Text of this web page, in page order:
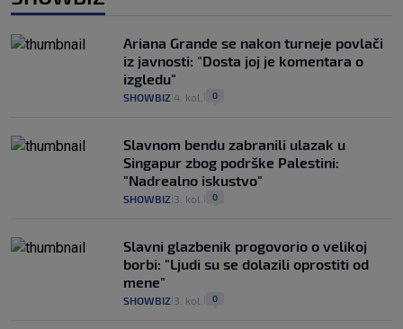
Ariana Grande se nakon turneje povlači
iz javnosti: "Dosta joj je komentara o
izgledu"
SHOWBIZ 4. kol. 0
Slavnom bendu zabranili ulazak u
Singapur zbog podrške Palestini:
"Nadrealno iskustvo"
SHOWBIZ 3. kol. 0
Slavni glazbenik progovorio o velikoj
borbi: "Ljudi su se dolazili oprostiti od
mene"
SHOWBIZ 3. kol. 0